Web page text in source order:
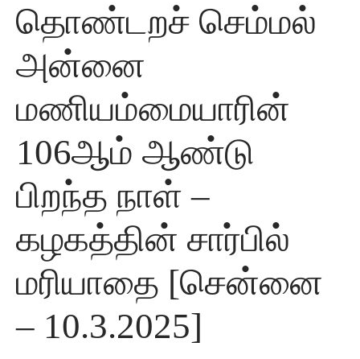
தொண்டறச் செம்மல்
அன்னை
மணியம்மையாரின்
106ஆம் ஆண்டு
பிறந்த நாள் –
கழகத்தின் சார்பில்
மரியாதை [சென்னை
– 10.3.2025]